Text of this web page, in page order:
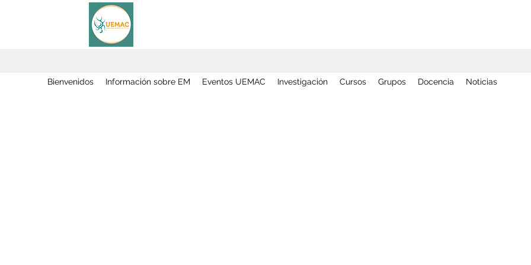
Bienvenidos Información sobre EM Eventos UEMAC Investigación Cursos Grupos Docencia Noticias